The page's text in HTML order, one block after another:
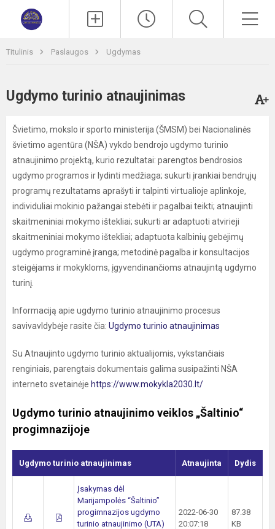
Titulinis Paslaugos Ugdymas
Ugdymo turinio atnaujinimas
Švietimo, mokslo ir sporto ministerija (ŠMSM) bei Nacionalinės
švietimo agentūra (NŠA) vykdo bendrojo ugdymo turinio
atnaujinimo projektą, kurio rezultatai: parengtos bendrosios
ugdymo programos ir lydinti medžiaga; sukurti įrankiai bendrųjų
programų rezultatams aprašyti ir talpinti virtualioje aplinkoje,
individuliai mokinio pažangai stebėti ir pagalbai teikti; atnaujinti
skaitmeniniai mokymo ištekliai; sukurti ar adaptuoti atvirieji
skaitmeniniai mokymo ištekliai; adaptuota kalbinių gebėjimų
ugdymo programinė įranga; metodinė pagalba ir konsultacijos
steigėjams ir mokykloms, įgyvendinančioms atnaujintą ugdymo
turinį.
Informaciją apie ugdymo turinio atnaujinimo procesus
savivavldybėje rasite čia: Ugdymo turinio atnaujinimas
Su Atnaujinto ugdymo turinio aktualijomis, vykstančiais
renginiais, parengtais dokumentais galima susipažinti NŠA
interneto svetainėje https://www.mokykla2030.lt/
Ugdymo turinio atnaujinimo veiklos „Šaltinio“
progimnazijoje
Ugdymo turinio atnaujinimas Atnaujinta Dydis
Įsakymas dėl
Marijampolės “Šaltinio”
progimnazijos ugdymo
turinio atnaujinimo (UTA)
2022-06-30
20:07:18
87.38
KB